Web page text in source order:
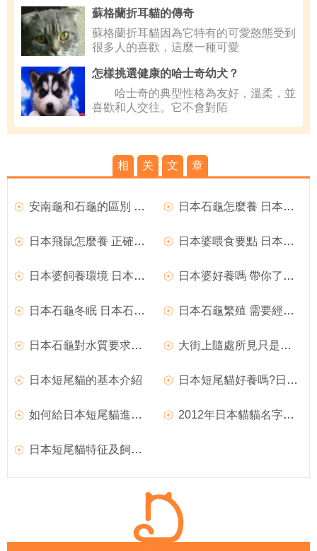
蘇格蘭折耳貓的傳奇
蘇格蘭折耳貓因為它特有的可愛憨態受到
很多人的喜歡，這麼一種可愛
怎樣挑選健康的哈士奇幼犬？
哈士奇的典型性格為友好，溫柔，並
喜歡和人交往。它不會對陌
相 关 文 章
安南龜和石龜的區別 看底板的黑斑 日本石龜怎麼養 日本石龜飼養起來並不難
日本飛鼠怎麼養 正確飼養日本飛鼠方法 日本婆喂食要點 日本婆喜歡吃冰凍魚蝦肉
日本婆飼養環境 日本婆最佳的飼養環境 日本婆好養嗎 帶你了解日本老婆的飼養
日本石龜冬眠 日本石龜冬眠可以采用兩種方式 日本石龜繁殖 需要經過3-5年才能性成熟
日本石龜對水質要求高嗎 對水質要求不高 大街上隨處所見只是遛狗 日本新趨勢‘遛兔子’
日本短尾貓的基本介紹 日本短尾貓好養嗎?日本短尾貓圖片|價格|介紹
如何給日本短尾貓進行日常的訓練及淚痕清理 2012年日本貓貓名字排行版
日本短尾貓特征及飼養攻略